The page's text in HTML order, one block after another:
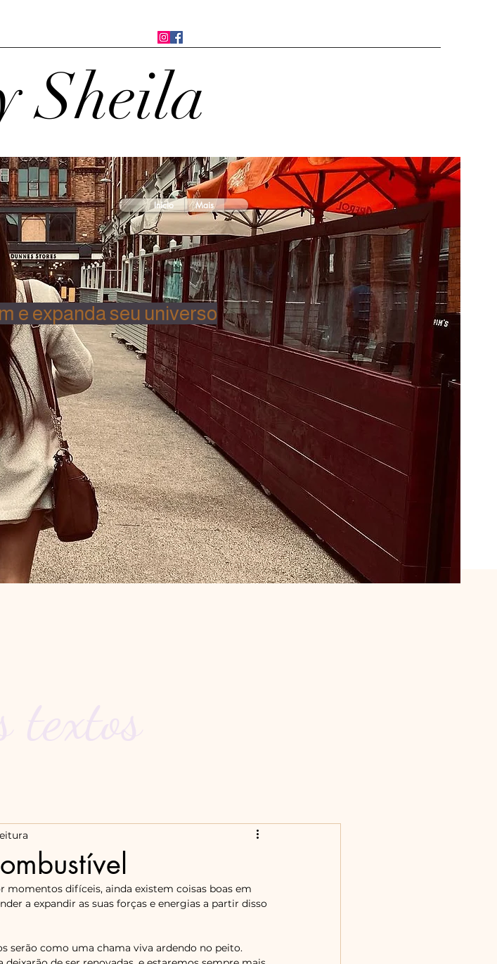
Sheila
Início Mais
e expanda seu universo
difíceis, ainda existem coisas boas em
a expandir as suas forças e energias a partir disso
serão como uma chama viva ardendo no peito.